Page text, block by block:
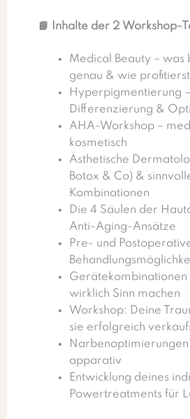
📘 Inhalte der 2 Workshop-
Medical Beauty – was
genau & wie
Hyperpigmentierung –
Differenzierung &
AHA-Workshop –
kosmetisch
Ästhetische
Botox & Co) &
Kombinationen
Die 4 Säulen der
Anti-Aging-Ansätze
Pre- und
Gerätekombinationen
wirklich Sinn machen
Workshop: Deine
sie erfolgreich
apparativ
Entwicklung deines
Powertreatments für